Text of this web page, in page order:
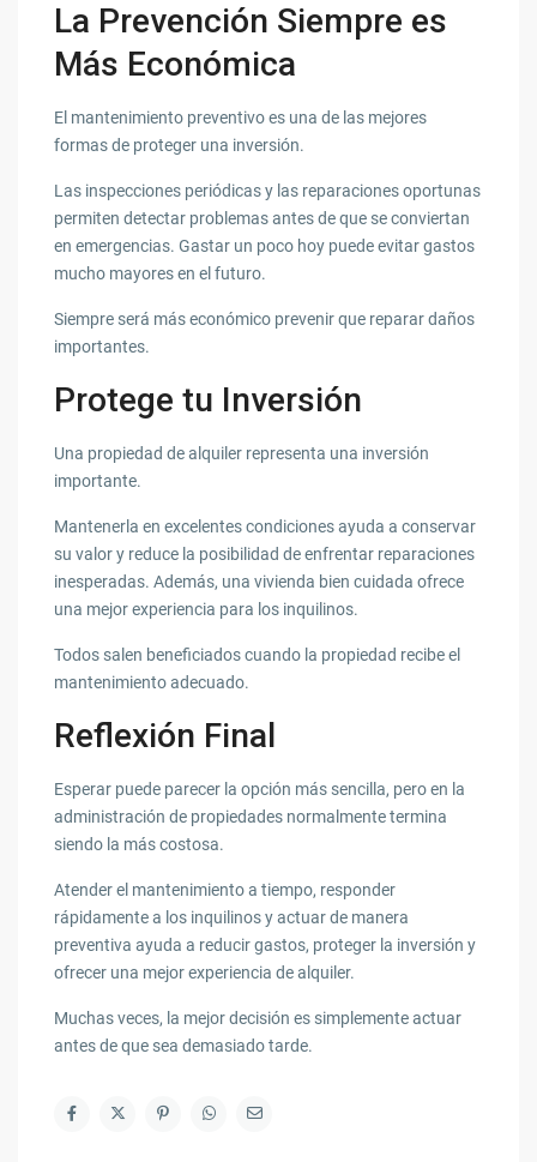
La Prevención Siempre es
Más Económica
El mantenimiento preventivo es una de las mejores
formas de proteger una inversión.
Las inspecciones periódicas y las reparaciones oportunas
permiten detectar problemas antes de que se conviertan
en emergencias. Gastar un poco hoy puede evitar gastos
mucho mayores en el futuro.
Siempre será más económico prevenir que reparar daños
importantes.
Protege tu Inversión
Una propiedad de alquiler representa una inversión
importante.
Mantenerla en excelentes condiciones ayuda a conservar
su valor y reduce la posibilidad de enfrentar reparaciones
inesperadas. Además, una vivienda bien cuidada ofrece
una mejor experiencia para los inquilinos.
Todos salen beneficiados cuando la propiedad recibe el
mantenimiento adecuado.
Reflexión Final
Esperar puede parecer la opción más sencilla, pero en la
administración de propiedades normalmente termina
siendo la más costosa.
Atender el mantenimiento a tiempo, responder
rápidamente a los inquilinos y actuar de manera
preventiva ayuda a reducir gastos, proteger la inversión y
ofrecer una mejor experiencia de alquiler.
Muchas veces, la mejor decisión es simplemente actuar
antes de que sea demasiado tarde.